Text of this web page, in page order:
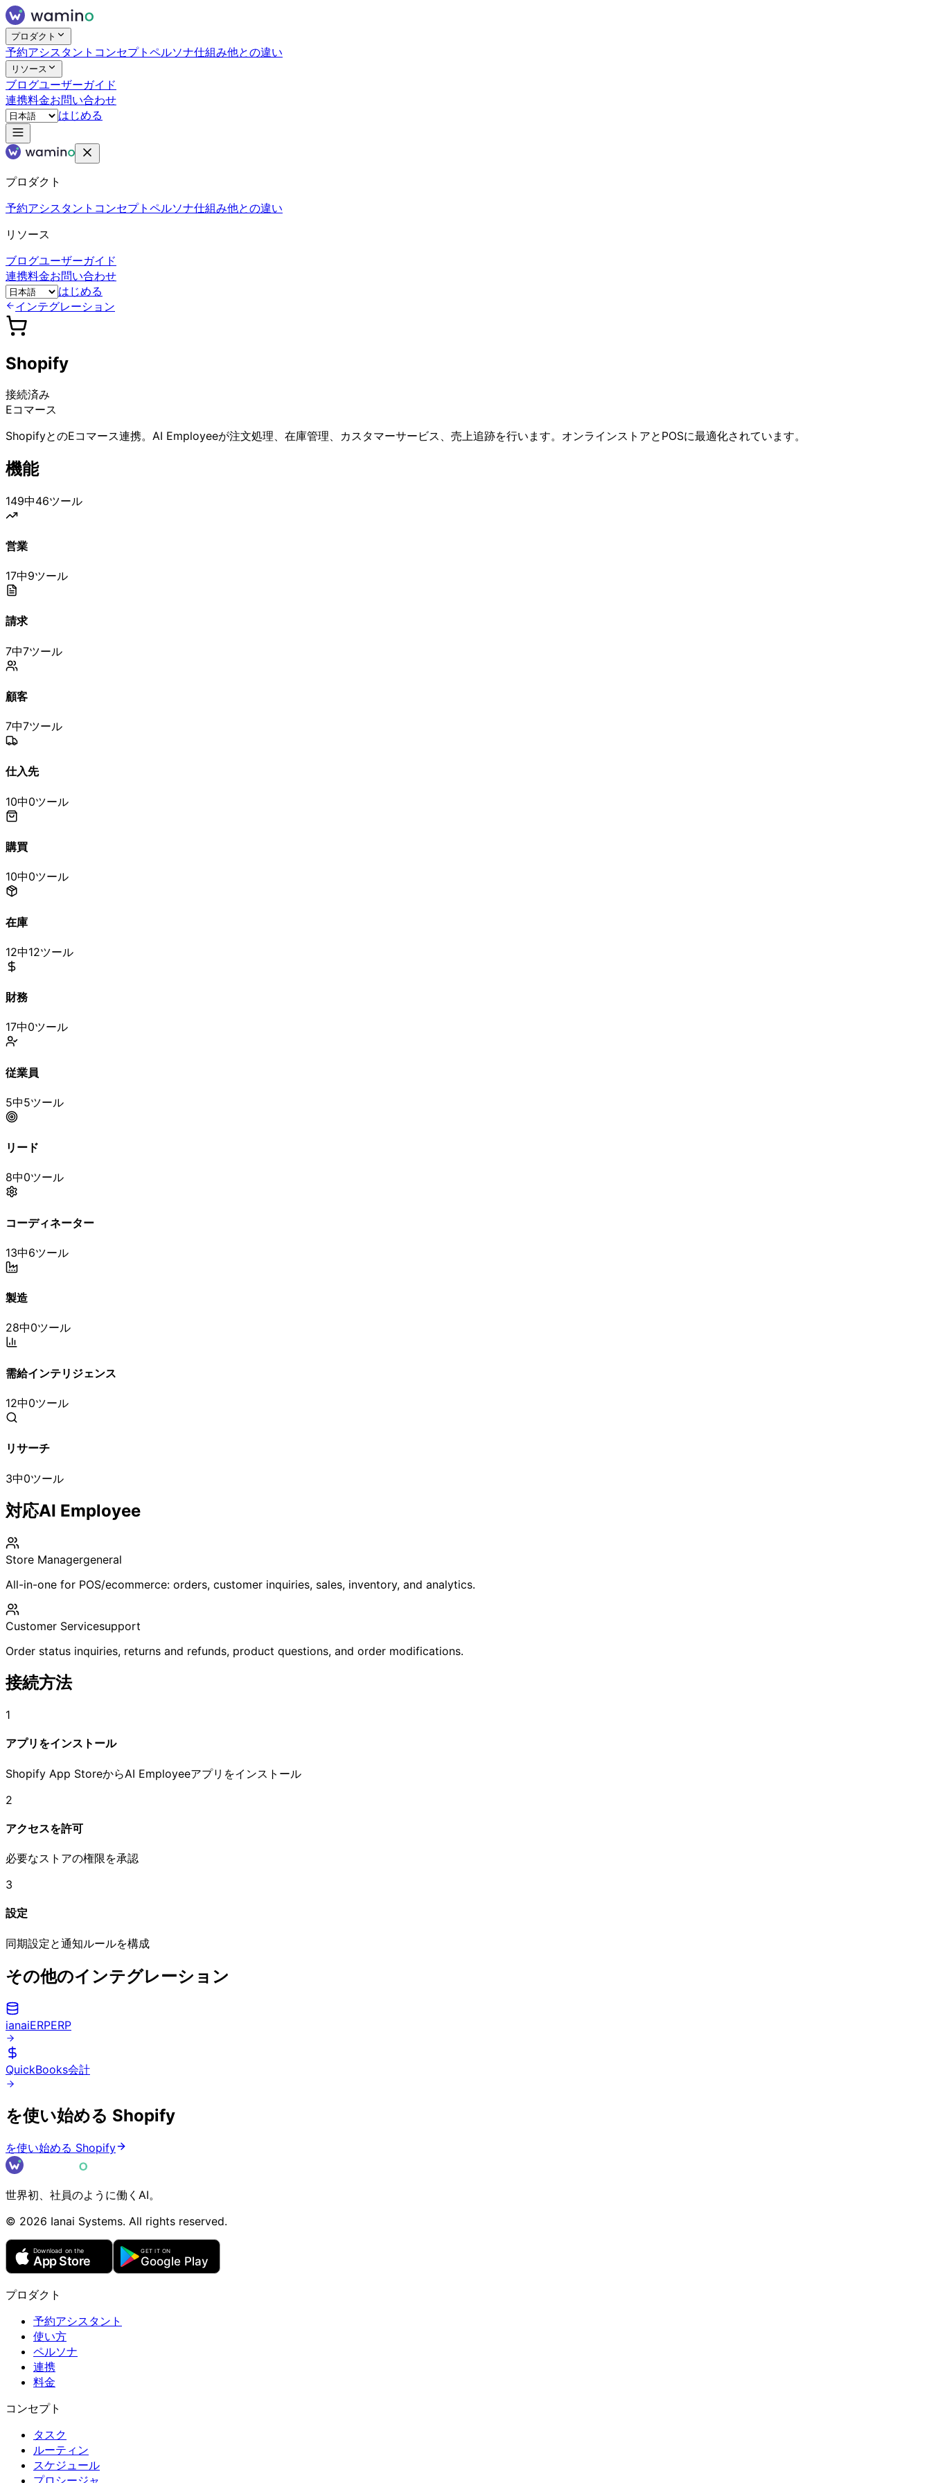
プロダクト
予約アシスタント コンセプト ペルソナ仕組み他との違い
リソース
ブログユーザーガイド
連携料金お問い合わせ
はじめる
プロダクト
予約アシスタント コンセプト ペルソナ仕組み他との違い
リソース
ブログユーザーガイド
連携料金お問い合わせ
はじめる
インテグレーション
Shopify
接続済み
Eコマース
ShopifyとのEコマース連携。AI Employeeが注文処理、在庫管理、カスタマーサービス、売上追跡を行います。オンラインストアとPOSに最適化されています。
機能
149中46ツール
営業
17中9ツール
請求
7中7ツール
顧客
7中7ツール
仕入先
10中0ツール
購買
10中0ツール
在庫
12中12ツール
財務
17中0ツール
従業員
5中5ツール
リード
8中0ツール
コーディネーター
13中6ツール
製造
28中0ツール
需給インテリジェンス
12中0ツール
リサーチ
3中0ツール
対応AI Employee
Store Managergeneral
All-in-one for POS/ecommerce: orders, customer inquiries, sales, inventory, and analytics.
Customer Servicesupport
Order status inquiries, returns and refunds, product questions, and order modifications.
接続方法
1
アプリをインストール
Shopify App StoreからAI Employeeアプリをインストール
2
アクセスを許可
必要なストアの権限を承認
3
設定
同期設定と通知ルールを構成
その他のインテグレーション
ianaiERPERP
QuickBooks会計
を使い始める Shopify
を使い始める Shopify
世界初、社員のように働くAI。
© 2026 Ianai Systems. All rights reserved.
プロダクト
予約アシスタント
使い方
ペルソナ
連携
料金
コンセプト
タスク
ルーティン
スケジュール